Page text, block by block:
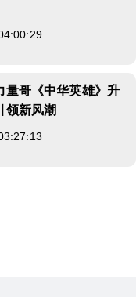
量哥《中华英雄》升
领新风潮